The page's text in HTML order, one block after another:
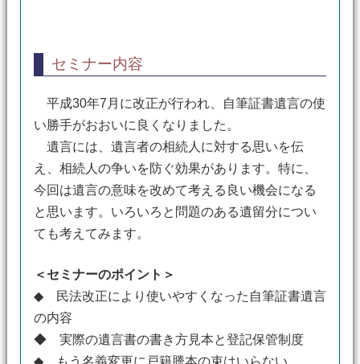
セミナー内容
平成30年7月に改正が行われ、自筆証書遺言の使
い勝手がおおいに良くなりました。
遺言には、遺言者の相続人に対する思いを伝
え、相続人の争いを防ぐ効果があります。特に、
今回は遺言の意味を改めて考える良い機会になる
と思います。いろいろと問題のある遺留分につい
ても考えてみます。
＜セミナーのポイント＞
◆ 民法改正により使いやすくなった自筆証書遺言
の内容
◆ 実際の遺言書の書き方見本と登記保管制度
◆ もう名義変更に戸籍謄本の束はいらない